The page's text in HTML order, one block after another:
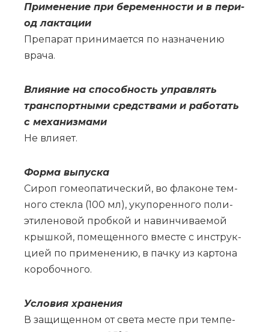
При­ме­не­ние при бе­ре­мен­но­сти и в пе­ри­
од лак­та­ции
Пре­па­рат при­ни­ма­ет­ся по на­зна­че­нию
вра­ча.
Вли­я­ние на спо­соб­ность управ­лять
транс­порт­ны­ми сред­ства­ми и ра­бо­тать
с ме­ха­низ­ма­ми
Не вли­я­ет.
Фор­ма вы­пус­ка
Си­роп го­мео­па­ти­че­ский, во фла­ко­не тем­
но­го стек­ла (100 мл), уку­по­рен­но­го по­ли­
эти­ле­но­вой проб­кой и на­вин­чи­ва­е­мой
крыш­кой, по­ме­щен­но­го вме­сте с ин­струк­
ци­ей по при­ме­не­нию, в пач­ку из кар­то­на
ко­ро­боч­но­го.
Усло­вия хра­не­ния
В за­щи­щен­ном от све­та ме­сте при тем­пе­